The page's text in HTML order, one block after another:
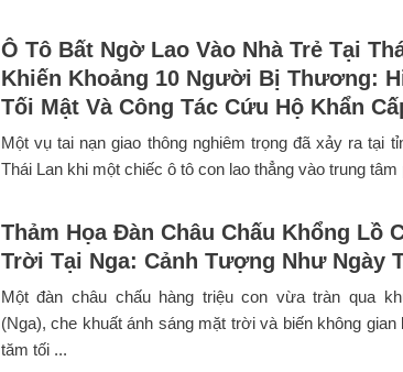
Ô Tô Bất Ngờ Lao Vào Nhà Trẻ Tại
Khiến Khoảng 10 Người Bị Thương:
Tối Mật Và Công Tác Cứu Hộ Khẩn
Một vụ tai nạn giao thông nghiêm trọng đã xảy ra tại
Thái Lan khi một chiếc ô tô con lao thẳng vào trung tâm
Thảm Họa Đàn Châu Chấu Khổng Lồ
Trời Tại Nga: Cảnh Tượng Như Ngày
Một đàn châu chấu hàng triệu con vừa tràn qua
(Nga), che khuất ánh sáng mặt trời và biến không gian
tăm tối ...